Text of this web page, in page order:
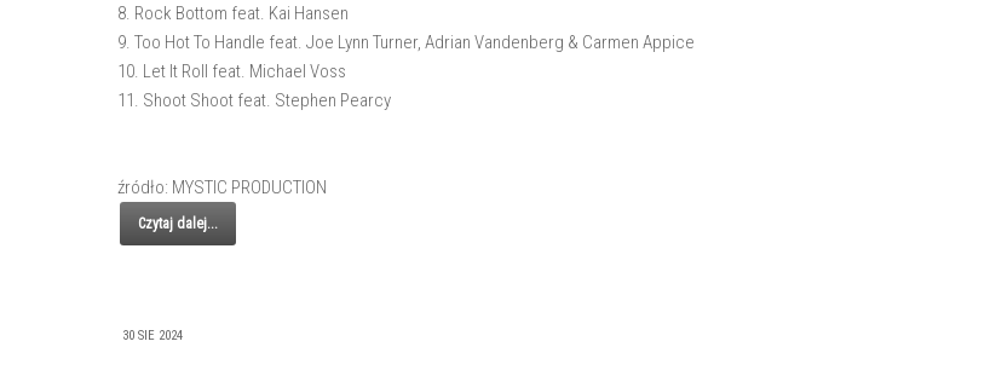
8. Rock Bottom feat. Kai Hansen
9. Too Hot To Handle feat. Joe Lynn Turner, Adrian Vandenberg & Carmen Appice
10. Let It Roll feat. Michael Voss
11. Shoot Shoot feat. Stephen Pearcy
źródło: MYSTIC PRODUCTION
Czytaj dalej...
30 SIE 2024